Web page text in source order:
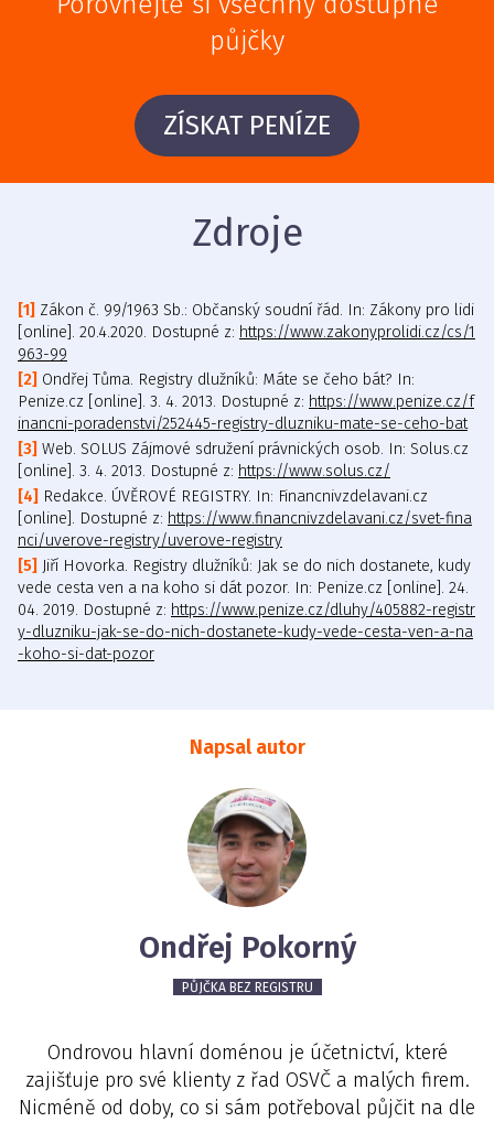
půjčky
ZÍSKAT PENÍZE
Zdroje
Zákon č. 99/1963 Sb.: Občanský soudní řád. In: Zákony pro lidi
[online]. 20.4.2020. Dostupné z: https://www.zakonyprolidi.cz/cs/1
963-99
Ondřej Tůma. Registry dlužníků: Máte se čeho bát? In:
Penize.cz [online]. 3. 4. 2013. Dostupné z: https://www.penize.cz/f
inancni-poradenstvi/252445-registry-dluzniku-mate-se-ceho-bat
Web. SOLUS Zájmové sdružení právnických osob. In: Solus.cz
[online]. 3. 4. 2013. Dostupné z: https://www.solus.cz/
Redakce. ÚVĚROVÉ REGISTRY. In: Financnivzdelavani.cz
[online]. Dostupné z: https://www.financnivzdelavani.cz/svet-fina
nci/uverove-registry/uverove-registry
Jiří Hovorka. Registry dlužníků: Jak se do nich dostanete, kudy
vede cesta ven a na koho si dát pozor. In: Penize.cz [online]. 24.
04. 2019. Dostupné z: https://www.penize.cz/dluhy/405882-registr
y-dluzniku-jak-se-do-nich-dostanete-kudy-vede-cesta-ven-a-na
-koho-si-dat-pozor
Napsal autor
Ondřej Pokorný
PŮJČKA BEZ REGISTRU
Ondrovou hlavní doménou je účetnictví, které
zajišťuje pro své klienty z řad OSVČ a malých firem.
Nicméně od doby, co si sám potřeboval půjčit na dle